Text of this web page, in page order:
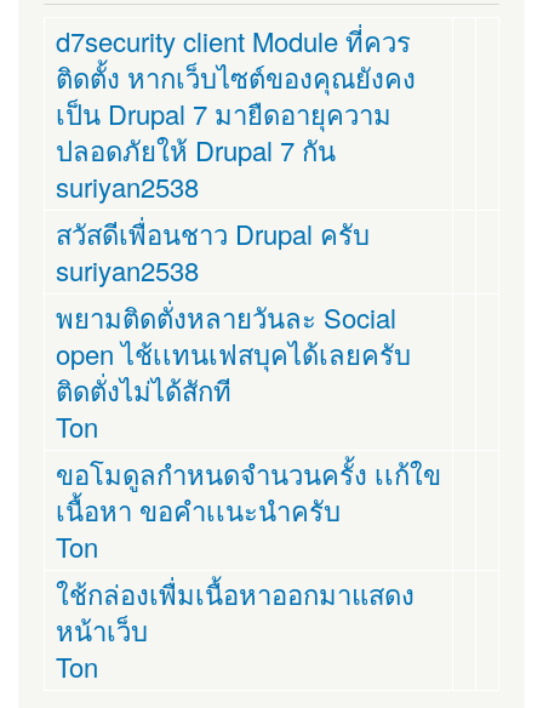
d7security client Module ที่ควร
ติดตั้ง หากเว็บไซต์ของคุณยังคง
เป็น Drupal 7 มายืดอายุความ
ปลอดภัยให้ Drupal 7 กัน
suriyan2538
สวัสดีเพื่อนชาว Drupal ครับ
suriyan2538
พยามติดตั่งหลายวันละ Social
open ไช้เเทนเฟสบุคได้เลยครับ
ติดตั่งไม่ได้สักที
Ton
ขอโมดูลกำหนดจำนวนครั้ง เเก้ใข
เนื้อหา ขอคำเเนะนำครับ
Ton
ใช้กล่องเพื่มเนื้อหาออกมาแสดง
หน้าเว็บ
Ton